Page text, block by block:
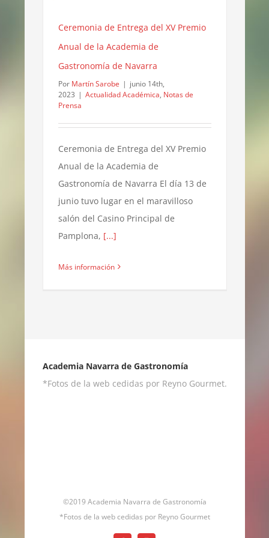
Ceremonia de Entrega del XV Premio
Anual de la Academia de
Gastronomía de Navarra
Por Martín Sarobe | junio 14th,
2023 | Actualidad Académica, Notas de
Prensa
Ceremonia de Entrega del XV Premio
Anual de la Academia de
Gastronomía de Navarra El día 13 de
junio tuvo lugar en el maravilloso
salón del Casino Principal de
Pamplona, [...]
Más información
Academia Navarra de Gastronomía
*Fotos de la web cedidas por Reyno Gourmet.
©2019 Academia Navarra de Gastronomía
*Fotos de la web cedidas por Reyno Gourmet